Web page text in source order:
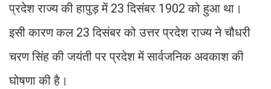
प्रदेश राज्य की हापुड़ में 23 दिसंबर 1902 को हुआ था।
इसी कारण कल 23 दिसंबर को उत्तर प्रदेश राज्य ने चौधरी
चरण सिंह की जयंती पर प्रदेश में सार्वजनिक अवकाश की
घोषणा की है।